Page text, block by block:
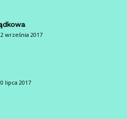
września 2017
lipca 2017